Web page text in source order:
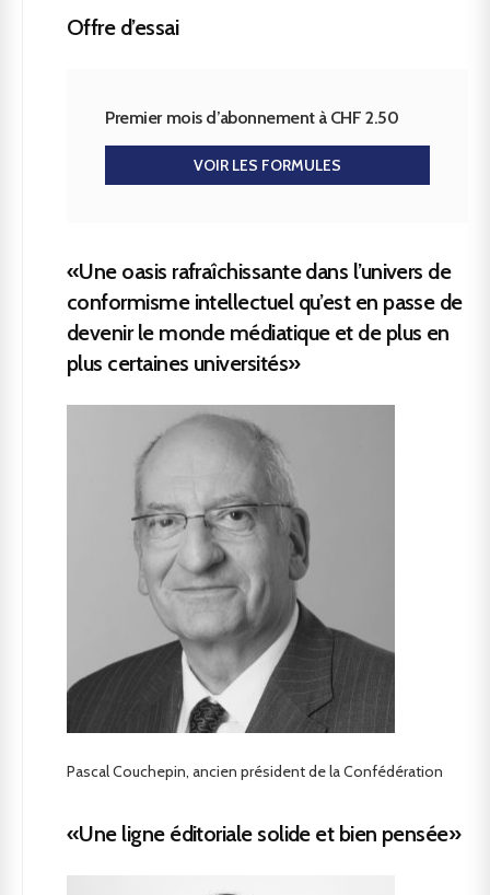
Offre d’essai
Premier mois d’abonnement à CHF 2.50
VOIR LES FORMULES
«Une oasis rafraîchissante dans l’univers de
conformisme intellectuel qu’est en passe de
devenir le monde médiatique et de plus en
plus certaines universités»
Pascal Couchepin, ancien président de la Confédération
«Une ligne éditoriale solide et bien pensée»